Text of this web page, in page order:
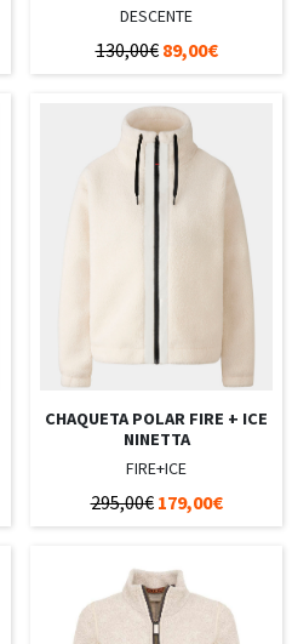
DESCENTE
130,00€ 89,00€
CHAQUETA POLAR FIRE + ICE
NINETTA
FIRE+ICE
295,00€ 179,00€